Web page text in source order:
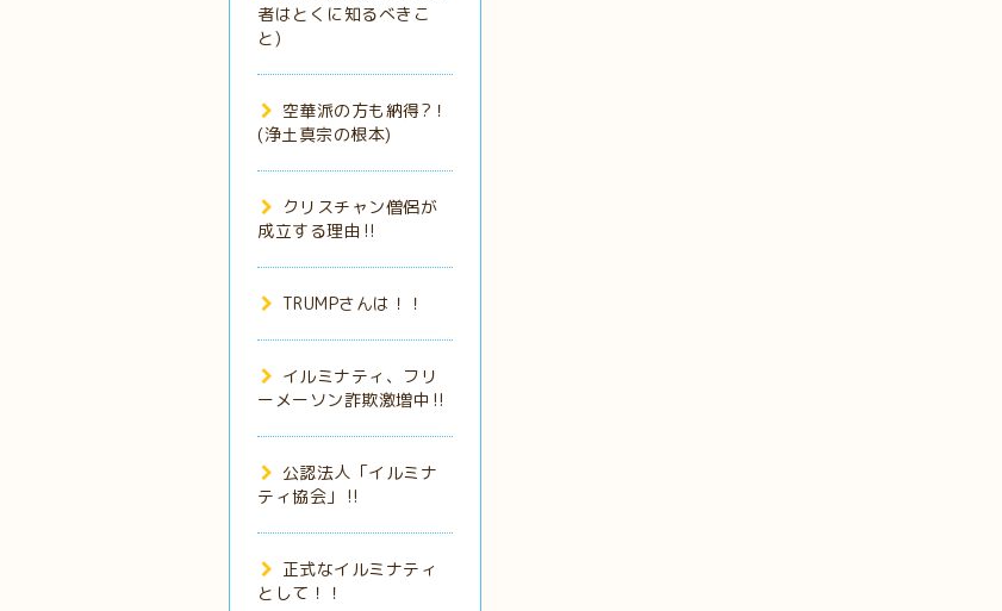
者はとくに知るべきこ
と)
空華派の方も納得?！
(浄土真宗の根本)
クリスチャン僧侶が
成立する理由‼️
TRUMPさんは！！
イルミナティ、フリ
ーメーソン詐欺激増中‼️
公認法人「イルミナ
ティ協会」‼️
正式なイルミナティ
として！！